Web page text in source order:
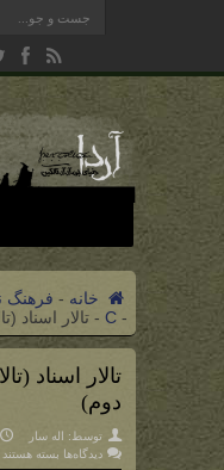
خانه - فرهنگ
-
C
- تالار اسناد
تالار اسناد
دوم)
توسط: اله سار
دیدگاه‌ها برای
بسته هستند